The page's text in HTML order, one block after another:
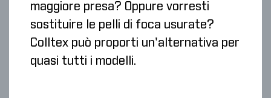
maggiore presa? Oppure vorresti
sostituire le pelli di foca usurate?
Colltex può proporti un'alternativa per
quasi tutti i modelli.